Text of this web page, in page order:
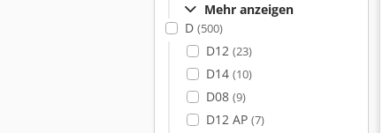
Mehr anzeigen
D (500)
D12 (23)
D14 (10)
D08 (9)
D12 AP (7)